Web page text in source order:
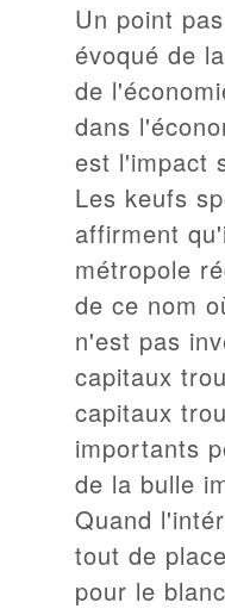
Un point
évoqué de
de
dans
est l'impact
Les keufs
affirment
métropole
de ce nom
n'est pas
capitaux
capitaux
importants
de la bulle
Quand
tout de
pour le